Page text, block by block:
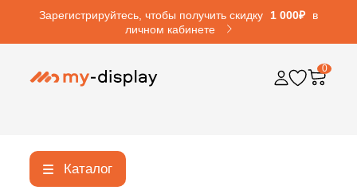
Зарегистрируйтесь, чтобы получить скидку 1 000₽
в
личном кабинете
0
Каталог